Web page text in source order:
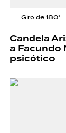
Giro de 180°
Candela
a Facundo
psicótico